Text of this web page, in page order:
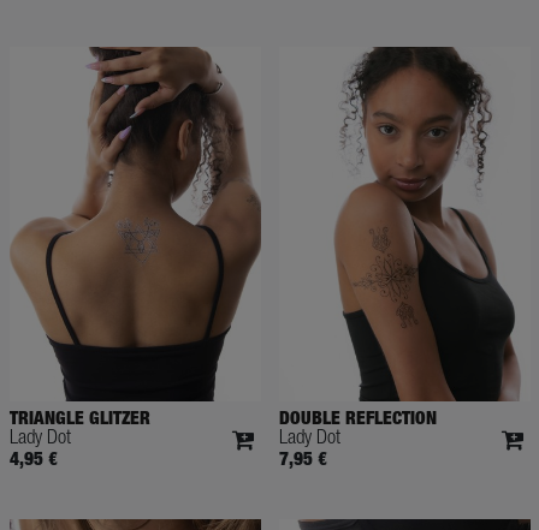
TRIANGLE GLITZER
Lady Dot
4,95 €
DOUBLE REFLECTION
Lady Dot
7,95 €